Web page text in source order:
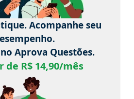
Acompanhe seu
Aprova Questões.
de R$ 14,90/mês